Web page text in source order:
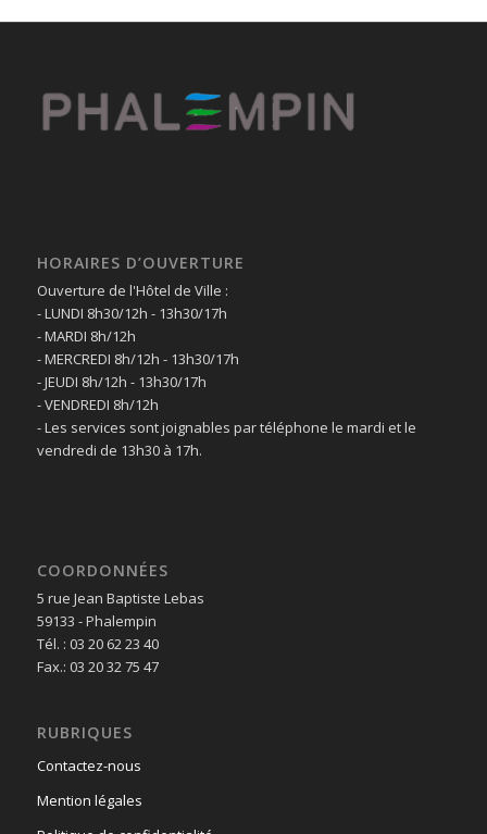
HORAIRES D’OUVERTURE
Ouverture de l'Hôtel de Ville :
- LUNDI 8h30/12h - 13h30/17h
- MARDI 8h/12h
- MERCREDI 8h/12h - 13h30/17h
- JEUDI 8h/12h - 13h30/17h
- VENDREDI 8h/12h
- Les services sont joignables par téléphone le mardi et le
vendredi de 13h30 à 17h.
COORDONNÉES
5 rue Jean Baptiste Lebas
59133 - Phalempin
Tél. : 03 20 62 23 40
Fax.: 03 20 32 75 47
RUBRIQUES
Contactez-nous
Mention légales